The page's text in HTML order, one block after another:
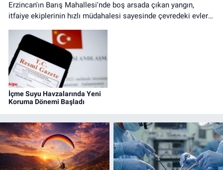
Erzincan'ın Barış Mahallesi'nde boş arsada çıkan yangın,
itfaiye ekiplerinin hızlı müdahalesi sayesinde çevredeki evlere
İçme Suyu Havzalarında Yeni
Koruma Dönemi Başladı